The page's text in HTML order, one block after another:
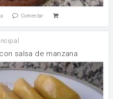
Comentar
salsa de manzana